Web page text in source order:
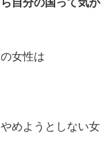
自分の国って気が
女性は
めようとしない女